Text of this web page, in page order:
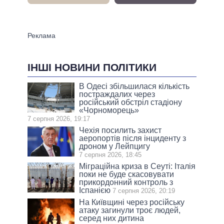
ІНШІ НОВИНИ ПОЛІТИКИ
В Одесі збільшилася кількість
постраждалих через
російський обстріл стадіону
«Чорноморець»
7 серпня 2026, 19:17
Чехія посилить захист
аеропортів після інциденту з
дроном у Лейпцигу
7 серпня 2026, 18:45
Міграційна криза в Сеуті: Італія
поки не буде скасовувати
прикордонний контроль з
Іспанією 7 серпня 2026, 20:19
На Київщині через російську
атаку загинули троє людей,
серед них дитина